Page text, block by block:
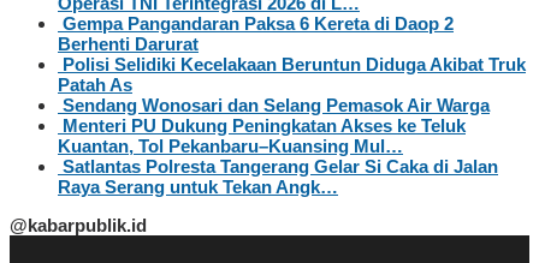
Gempa Pangandaran Paksa 6 Kereta di Daop 2
Berhenti Darurat
Polisi Selidiki Kecelakaan Beruntun Diduga Akibat Truk
Patah As
Sendang Wonosari dan Selang Pemasok Air Warga
Menteri PU Dukung Peningkatan Akses ke Teluk
Kuantan, Tol Pekanbaru–Kuansing Mul…
Satlantas Polresta Tangerang Gelar Si Caka di Jalan
Raya Serang untuk Tekan Angk…
@kabarpublik.id